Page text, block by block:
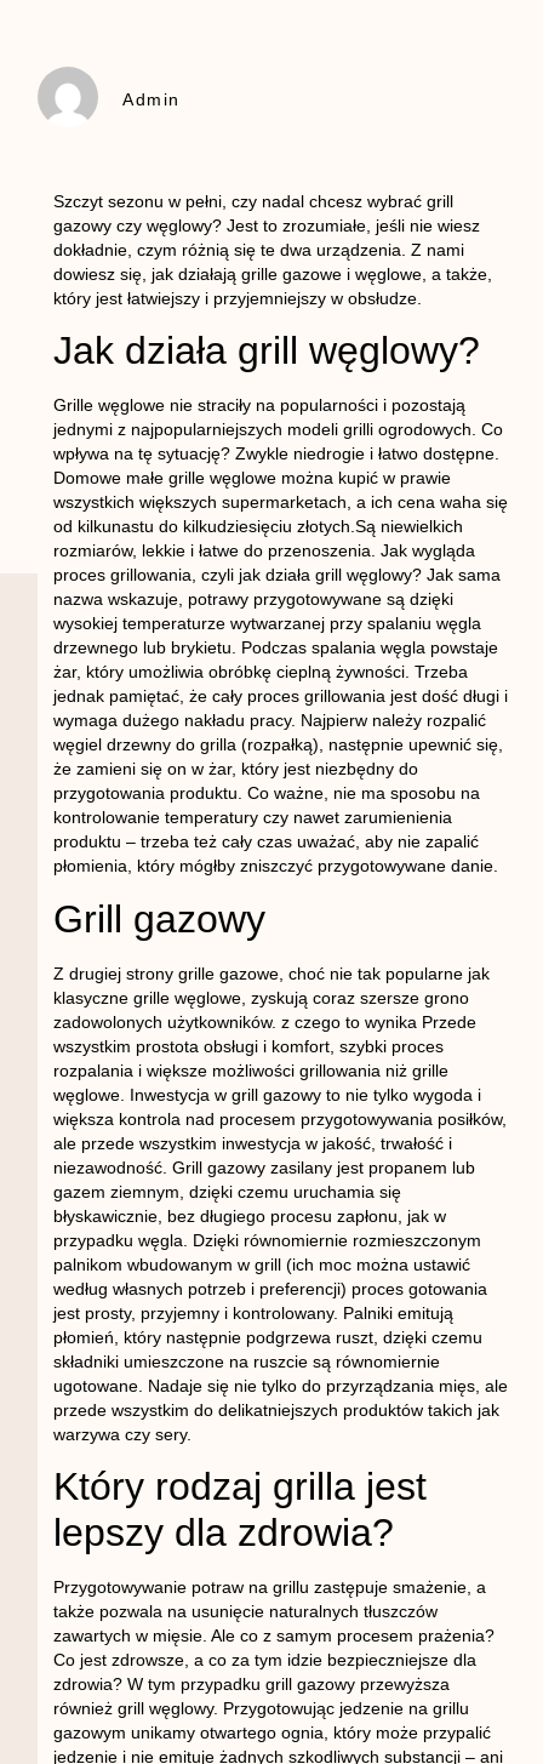
Admin
Szczyt sezonu w pełni, czy nadal chcesz wybrać grill
gazowy czy węglowy? Jest to zrozumiałe, jeśli nie wiesz
dokładnie, czym różnią się te dwa urządzenia. Z nami
dowiesz się, jak działają grille gazowe i węglowe, a także,
który jest łatwiejszy i przyjemniejszy w obsłudze.
Jak działa grill węglowy?
Grille węglowe nie straciły na popularności i pozostają
jednymi z najpopularniejszych modeli grilli ogrodowych. Co
wpływa na tę sytuację? Zwykle niedrogie i łatwo dostępne.
Domowe małe grille węglowe można kupić w prawie
wszystkich większych supermarketach, a ich cena waha się
od kilkunastu do kilkudziesięciu złotych.Są niewielkich
rozmiarów, lekkie i łatwe do przenoszenia. Jak wygląda
proces grillowania, czyli jak działa grill węglowy? Jak sama
nazwa wskazuje, potrawy przygotowywane są dzięki
wysokiej temperaturze wytwarzanej przy spalaniu węgla
drzewnego lub brykietu. Podczas spalania węgla powstaje
żar, który umożliwia obróbkę cieplną żywności. Trzeba
jednak pamiętać, że cały proces grillowania jest dość długi i
wymaga dużego nakładu pracy. Najpierw należy rozpalić
węgiel drzewny do grilla (rozpałką), następnie upewnić się,
że zamieni się on w żar, który jest niezbędny do
przygotowania produktu. Co ważne, nie ma sposobu na
kontrolowanie temperatury czy nawet zarumienienia
produktu – trzeba też cały czas uważać, aby nie zapalić
płomienia, który mógłby zniszczyć przygotowywane danie.
Grill gazowy
Z drugiej strony grille gazowe, choć nie tak popularne jak
klasyczne grille węglowe, zyskują coraz szersze grono
zadowolonych użytkowników. z czego to wynika Przede
wszystkim prostota obsługi i komfort, szybki proces
rozpalania i większe możliwości grillowania niż grille
węglowe. Inwestycja w grill gazowy to nie tylko wygoda i
większa kontrola nad procesem przygotowywania posiłków,
ale przede wszystkim inwestycja w jakość, trwałość i
niezawodność. Grill gazowy zasilany jest propanem lub
gazem ziemnym, dzięki czemu uruchamia się
błyskawicznie, bez długiego procesu zapłonu, jak w
przypadku węgla. Dzięki równomiernie rozmieszczonym
palnikom wbudowanym w grill (ich moc można ustawić
według własnych potrzeb i preferencji) proces gotowania
jest prosty, przyjemny i kontrolowany. Palniki emitują
płomień, który następnie podgrzewa ruszt, dzięki czemu
składniki umieszczone na ruszcie są równomiernie
ugotowane. Nadaje się nie tylko do przyrządzania mięs, ale
przede wszystkim do delikatniejszych produktów takich jak
warzywa czy sery.
Który rodzaj grilla jest
lepszy dla zdrowia?
Przygotowywanie potraw na grillu zastępuje smażenie, a
także pozwala na usunięcie naturalnych tłuszczów
zawartych w mięsie. Ale co z samym procesem prażenia?
Co jest zdrowsze, a co za tym idzie bezpieczniejsze dla
zdrowia? W tym przypadku grill gazowy przewyższa
również grill węglowy. Przygotowując jedzenie na grillu
gazowym unikamy otwartego ognia, który może przypalić
jedzenie i nie emituje żadnych szkodliwych substancji – ani